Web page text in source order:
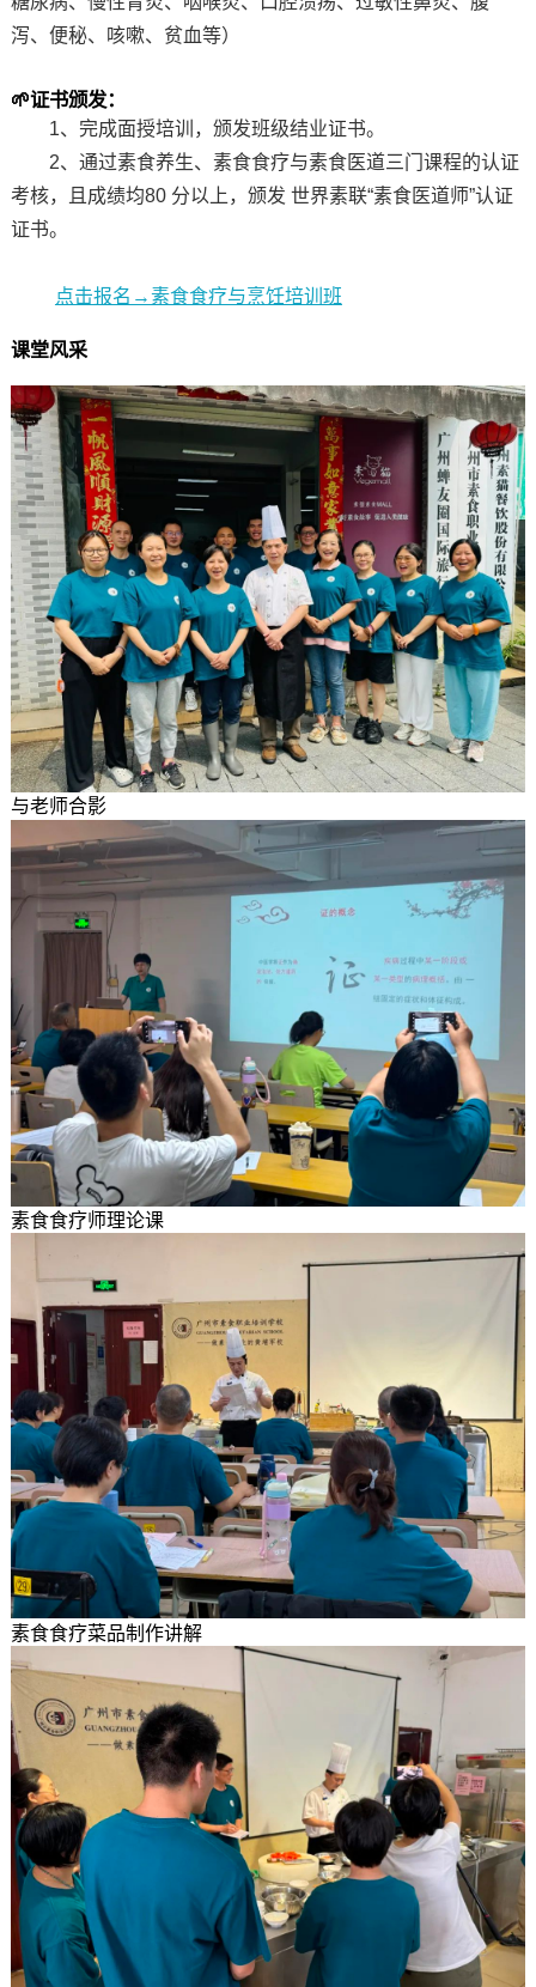
泻、便秘、咳嗽、贫血等）
🌱证书颁发：
1、完成面授培训，颁发班级结业证书。
2、通过素食养生、素食食疗与素食医道三门课程的认证
考核，且成绩均80 分以上，颁发 世界素联“素食医道师”认证
证书。
点击报名→素食食疗与烹饪培训班
课堂风采
与老师合影
素食食疗师理论课
素食食疗菜品制作讲解